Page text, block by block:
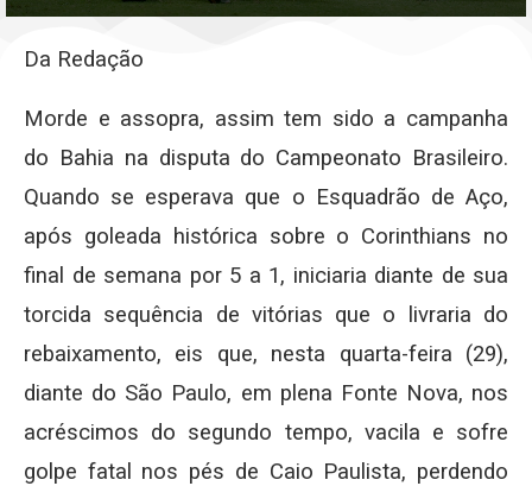
Da Redação
Morde e assopra, assim tem sido a campanha
do Bahia na disputa do Campeonato Brasileiro.
Quando se esperava que o Esquadrão de Aço,
após goleada histórica sobre o Corinthians no
final de semana por 5 a 1, iniciaria diante de sua
torcida sequência de vitórias que o livraria do
rebaixamento, eis que, nesta quarta-feira (29),
diante do São Paulo, em plena Fonte Nova, nos
acréscimos do segundo tempo, vacila e sofre
golpe fatal nos pés de Caio Paulista, perdendo